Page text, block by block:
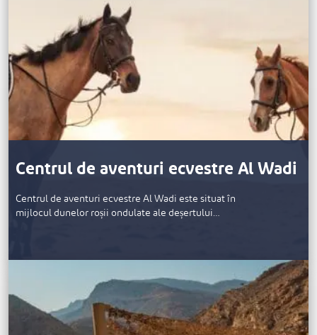
Centrul de aventuri ecvestre Al Wadi
Centrul de aventuri ecvestre Al Wadi este situat în
mijlocul dunelor roșii ondulate ale deșertului…